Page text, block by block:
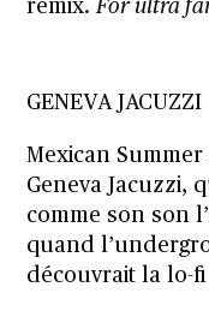
remix. For ultra
GENEVA JACUZZI
Mexican
Geneva Jacuzzi,
comme son son
quand
découvrait la lo-fi